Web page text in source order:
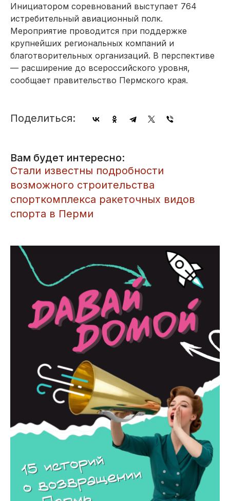
Инициатором соревнований выступает 764
истребительный авиационный полк.
Мероприятие проводится при поддержке
крупнейших региональных компаний и
благотворительных организаций. В перспективе
— расширение до всероссийского уровня,
сообщает правительство Пермского края.
Поделиться:
Вам будет интересно:
​Стали известны подробности
возможного строительства
спорткомплекса ракеточных видов
спорта в Перми